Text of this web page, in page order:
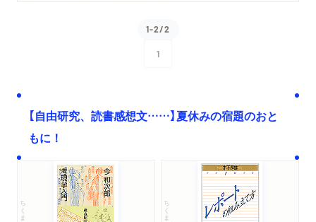
1-2/2
1
【自由研究、読書感想文……】夏休みの宿題のおと
もに！
ちくま文庫 ちくま学芸文庫